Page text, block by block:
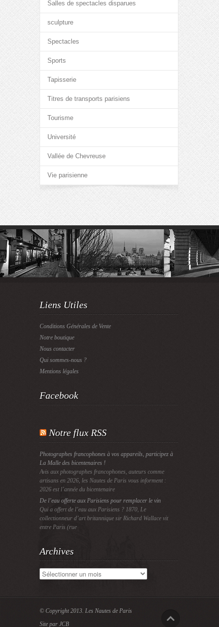
Salles de spectacles disparues
sculpture
Spectacles
Sports
Tapisserie
Titres de transports parisiens
Tourisme
Université
Vallée de Chevreuse
Vie parisienne
Liens Utiles
Conditions Générales de Vente
Notre boutique
Nous contacter
Qui sommes-nous ?
Mentions légales
Facebook
Notre flux RSS
Photographes francophones à vos appareils, participez à
La Malle des bicentenaires !
Avis aux photographes francophones, auteurs comme
artisans en 2026, les Nautes de Paris vous informent :
2026 est l’année du bicentenaire
De l’eau offerte aux Parisiens pour remplacer le vin
Qui a offert de l’eau aux Parisiens ? 1870, Le
collectionneur d’art britannique sir Richard Wallace vit
entre Paris (rue
Archives
Archives
© Copyright 2013. Les Nautes de Paris
Site par JCB